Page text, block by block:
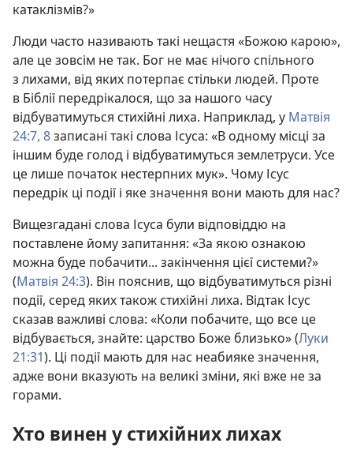
катаклізмів?»
Люди часто називають такі нещастя «Божою карою»,
але це зовсім не так. Бог не має нічого спільного
з лихами, від яких потерпає стільки людей. Проте
в Біблії передрікалося, що за нашого часу
відбуватимуться стихійні лиха. Наприклад, у Матвія
24:7, 8записані такі слова Ісуса: «В одному місці за
іншим буде голод і відбуватимуться землетруси. Усе
це лише початок нестерпних мук». Чому Ісус
передрік ці події і яке значення вони мають для нас?
Вищезгадані слова Ісуса були відповіддю на
поставлене йому запитання: «За якою ознакою
можна буде побачити... закінчення цієї системи?»
(Матвія 24:3). Він пояснив, що відбуватимуться різні
події, серед яких також стихійні лиха. Відтак Ісус
сказав важливі слова: «Коли побачите, що все це
відбувається, знайте: царство Боже близько» (Луки
21:31). Ці події мають для нас неабияке значення,
адже вони вказують на великі зміни, які вже не за
горами.
Хто винен у стихійних лихах